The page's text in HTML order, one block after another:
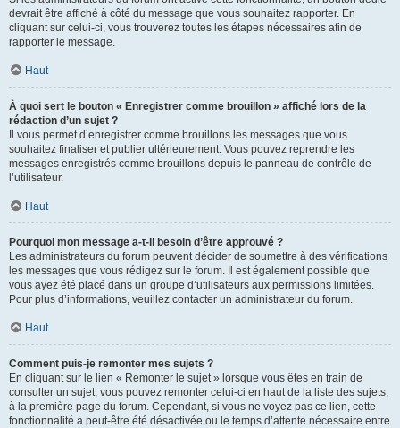
devrait être affiché à côté du message que vous souhaitez rapporter. En
cliquant sur celui-ci, vous trouverez toutes les étapes nécessaires afin de
rapporter le message.
Haut
À quoi sert le bouton « Enregistrer comme brouillon » affiché lors de la
rédaction d’un sujet ?
Il vous permet d’enregistrer comme brouillons les messages que vous
souhaitez finaliser et publier ultérieurement. Vous pouvez reprendre les
messages enregistrés comme brouillons depuis le panneau de contrôle de
l’utilisateur.
Haut
Pourquoi mon message a-t-il besoin d’être approuvé ?
Les administrateurs du forum peuvent décider de soumettre à des vérifications
les messages que vous rédigez sur le forum. Il est également possible que
vous ayez été placé dans un groupe d’utilisateurs aux permissions limitées.
Pour plus d’informations, veuillez contacter un administrateur du forum.
Haut
Comment puis-je remonter mes sujets ?
En cliquant sur le lien « Remonter le sujet » lorsque vous êtes en train de
consulter un sujet, vous pouvez remonter celui-ci en haut de la liste des sujets,
à la première page du forum. Cependant, si vous ne voyez pas ce lien, cette
fonctionnalité a peut-être été désactivée ou le temps d’attente nécessaire entre